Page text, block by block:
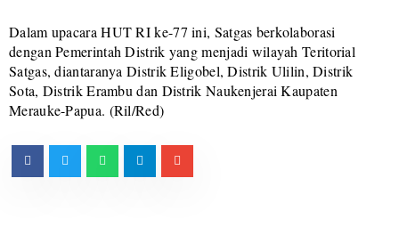
Dalam upacara HUT RI ke-77 ini, Satgas berkolaborasi
dengan Pemerintah Distrik yang menjadi wilayah Teritorial
Satgas, diantaranya Distrik Eligobel, Distrik Ulilin, Distrik
Sota, Distrik Erambu dan Distrik Naukenjerai Kaupaten
Merauke-Papua. (Ril/Red)